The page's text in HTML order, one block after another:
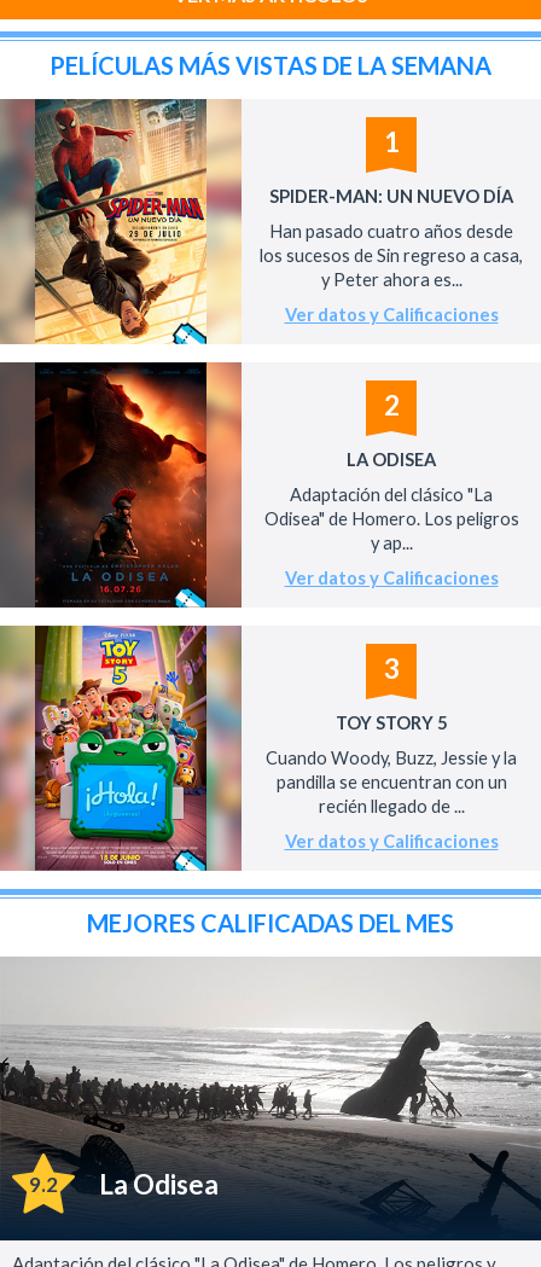
PELÍCULAS MÁS VISTAS DE LA SEMANA
1
SPIDER-MAN: UN NUEVO DÍA
Han pasado cuatro años desde
los sucesos de Sin regreso a casa,
y Peter ahora es...
Ver datos y Calificaciones
2
LA ODISEA
Adaptación del clásico "La
Odisea" de Homero. Los peligros
y ap...
Ver datos y Calificaciones
3
TOY STORY 5
Cuando Woody, Buzz, Jessie y la
pandilla se encuentran con un
recién llegado de ...
Ver datos y Calificaciones
MEJORES CALIFICADAS DEL MES
9.2 La Odisea